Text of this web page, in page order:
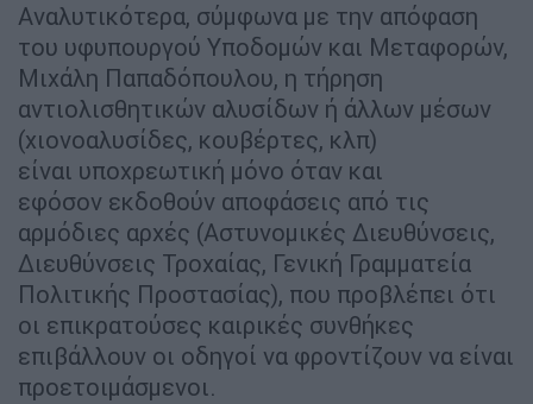
Αναλυτικότερα, σύμφωνα με την απόφαση
του υφυπουργού Υποδομών και Μεταφορών,
Μιχάλη Παπαδόπουλου, η τήρηση
αντιολισθητικών αλυσίδων ή άλλων μέσων
(χιονοαλυσίδες, κουβέρτες, κλπ)
είναι υποχρεωτική μόνο όταν και
εφόσον εκδοθούν αποφάσεις από τις
αρμόδιες αρχές (Αστυνομικές Διευθύνσεις,
Διευθύνσεις Τροχαίας, Γενική Γραμματεία
Πολιτικής Προστασίας), που προβλέπει ότι
οι επικρατούσες καιρικές συνθήκες
επιβάλλουν οι οδηγοί να φροντίζουν να είναι
προετοιμάσμενοι.